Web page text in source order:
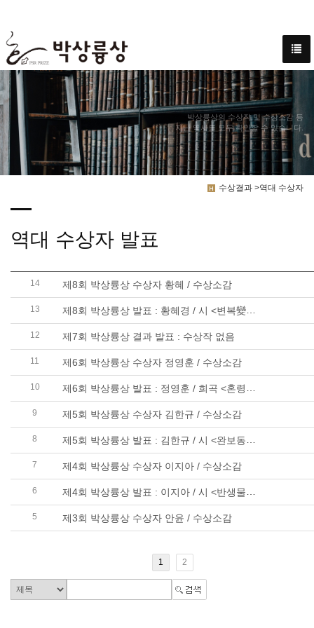
박상륭상의 수상작 및 수상소감 등
지난 역사를 모두 확인할 수 있습니다.
수상결과 >역대 수상자
역대 수상자 발표
14 제8회 박상륭상 수상자 황혜 / 수상소감
13 제8회 박상륭상 발표 : 황혜경 / 시 <변복變服> 외 9편
12 제7회 박상륭상 결과 발표 : 수상작 없음
11 제6회 박상륭상 수상자 정영훈 / 수상소감
10 제6회 박상륭상 발표 : 정영훈 / 희곡 <혼령처럼>
9 제5회 박상륭상 수상자 김한규 / 수상소감
8 제5회 박상륭상 발표 : 김한규 / 시 <완보동물> 외 23편
7 제4회 박상륭상 수상자 이지아 / 수상소감
6 제4회 박상륭상 발표 : 이지아 / 시 <반생물을 향한 빵과 칩과 계> 외 13편
5 제3회 박상륭상 수상자 안윤 / 수상소감
1 2